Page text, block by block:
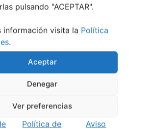
pulsando "ACEPTAR".
información visita la Política
.
Aceptar
Denegar
Ver preferencias
Política de
Aviso
junio, 2026